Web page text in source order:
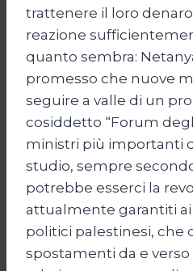
trattenere il loro
reazione
quanto sembra:
promesso che nuove
seguire a valle di un
cosiddetto “Forum
ministri più importanti
studio, sempre
potrebbe esserci la
attualmente garantiti
politici palestinesi, che
spostamenti da e verso